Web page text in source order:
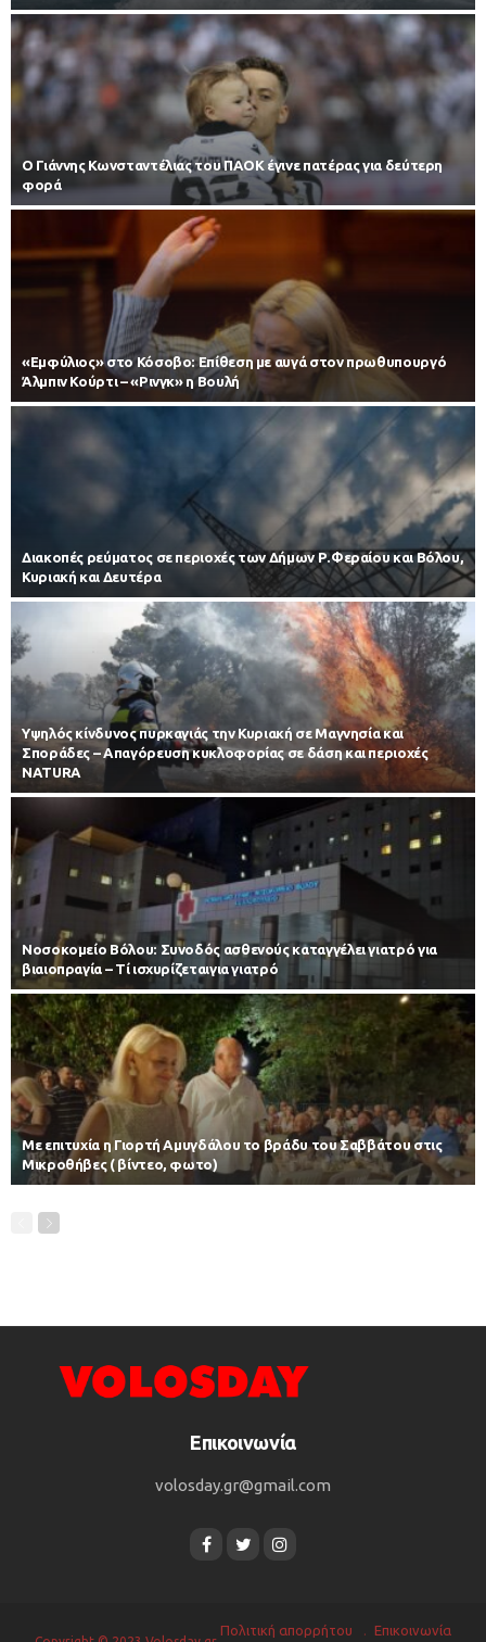
Ο Γιάννης Κωνσταντέλιας του ΠΑΟΚ έγινε πατέρας για δεύτερη
φορά
«Εμφύλιος» στο Κόσοβο: Επίθεση με αυγά στον πρωθυπουργό
Άλμπιν Κούρτι – «Ρινγκ» η Βουλή
Διακοπές ρεύματος σε περιοχές των Δήμων Ρ.Φεραίου και Βόλου,
Κυριακή και Δευτέρα
Υψηλός κίνδυνος πυρκαγιάς την Κυριακή σε Μαγνησία και
Σποράδες – Απαγόρευση κυκλοφορίας σε δάση και περιοχές
NATURA
Νοσοκομείο Βόλου: Συνοδός ασθενούς καταγγέλει γιατρό για
βιαιοπραγία – Τί ισχυρίζεταιγια γιατρό
Με επιτυχία η Γιορτή Αμυγδάλου το βράδυ του Σαββάτου στις
Μικροθήβες ( βίντεο, φωτο)
Επικοινωνία
volosday.gr@gmail.com
Πολιτική απορρήτου Επικοινωνία